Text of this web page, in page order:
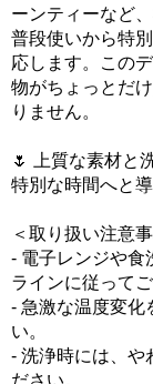
ーンティーなど
普段使いから特
応します。この
物がちょっとだ
りません。
🌷 上質な素材と
特別な時間へと
＜取り扱い注意
- 電子レンジや食
ラインに従って
- 急激な温度変化
い。
- 洗浄時には、や
ださい。